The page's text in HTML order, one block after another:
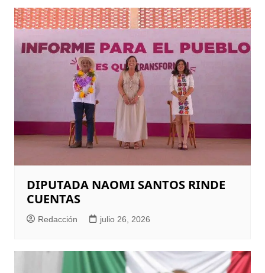
DIPUTADA NAOMI SANTOS RINDE
CUENTAS
Redacción julio 26, 2026